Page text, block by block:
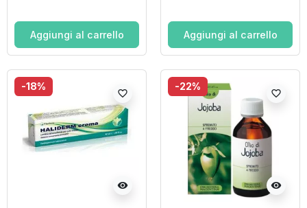
Aggiungi al carrello Aggiungi al carrello
-18%
visibility
favorite_border
-22%
visibility
favorite_border